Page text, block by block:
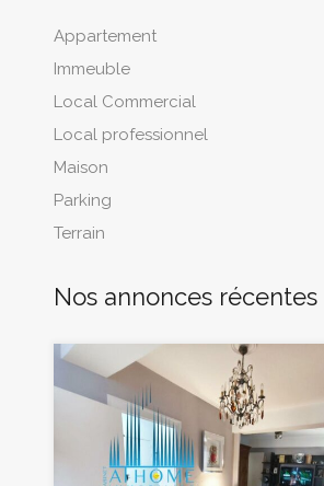
Appartement
Immeuble
Local Commercial
Local professionnel
Maison
Parking
Terrain
Nos annonces récentes